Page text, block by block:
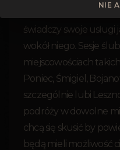
Jako zawodowy
świadczy swoje usługi
wokół niego. Sesje
miejscowościach
Poniec, Śmigiel,
szczególnie lubi
podróży w dowolne
chcą się skusić by
będą mieli możliwość
NIE